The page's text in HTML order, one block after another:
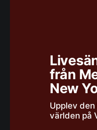
från
New
Upplev
världen på